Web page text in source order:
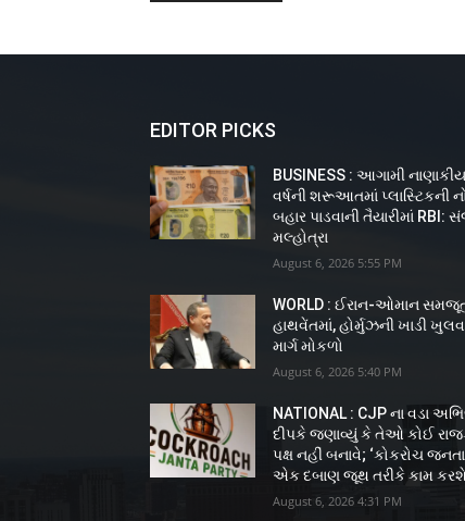
EDITOR PICKS
BUSINESS : આગામી નાણાકીય
વર્ષની શરૂઆતમાં પ્લાસ્ટિકની
બહાર પાડવાની તૈયારીમાં RBI:
મલ્હોત્રા
August 6, 2026 5:55 PM
WORLD : ઈરાન-ઓમાન
હાથવેંતમાં, હોર્મુઝની ખાડી
માર્ગ મોકળો
August 6, 2026 5:40 PM
NATIONAL : CJP ના વડા
દીપકે જણાવ્યું કે તેઓ કોઈ
પક્ષ નહીં બનાવે; ‘કોકરોચ જનતા
એક દબાણ જૂથ તરીકે કામ કરશે
August 6, 2026 4:31 PM